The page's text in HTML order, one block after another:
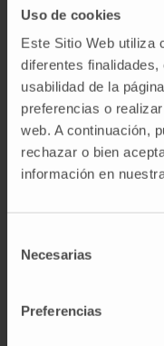
Uso de cookies
Este Sitio Web utiliza
diferentes
usabilidad de la
preferencias o
web. A continuación,
rechazar o bien
información en
Necesarias
Preferencias
como
microcirugía
sanguíneos y de
Disponemos de
potentes
completos
calidad y total
Cabeza y cuello.